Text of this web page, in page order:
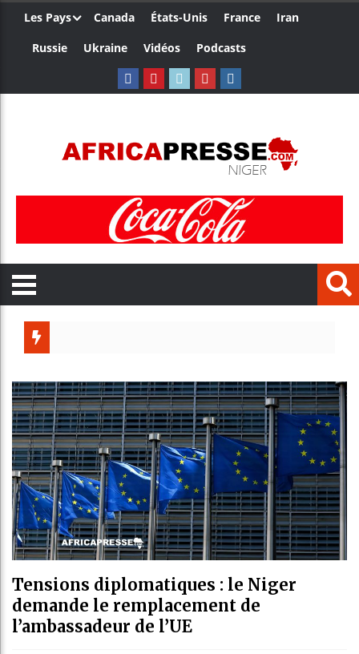
Les Pays Canada États-Unis France
Iran
Russie
Ukraine Vidéos Podcasts
Guinée
Bénin :
Tensions diplomatiques : le Niger
demande le remplacement de
l’ambassadeur de l’UE